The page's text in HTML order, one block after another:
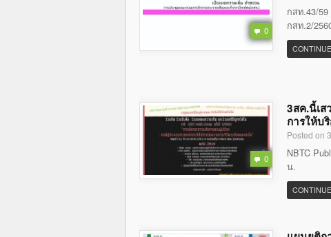
0
กสท.43/
กสท.2/
0
3สค.นี้เส
การให้บ
Posted on
NBTC
น.